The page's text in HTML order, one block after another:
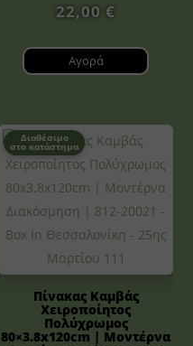
22,00€
Αγορά
Διαθέσιμο
στο κατάστημα
Πίνακας Καμβάς
Χειροποίητος
Πολύχρωμος
80×3.8x120cm | Μοντέρνα